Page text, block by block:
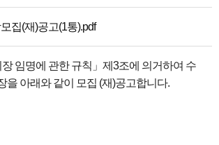
집(재)공고(1통).pdf
장 임명에 관한 규칙」제3조에 의거하여 수
을 아래와 같이 모집 (재)공고합니다.